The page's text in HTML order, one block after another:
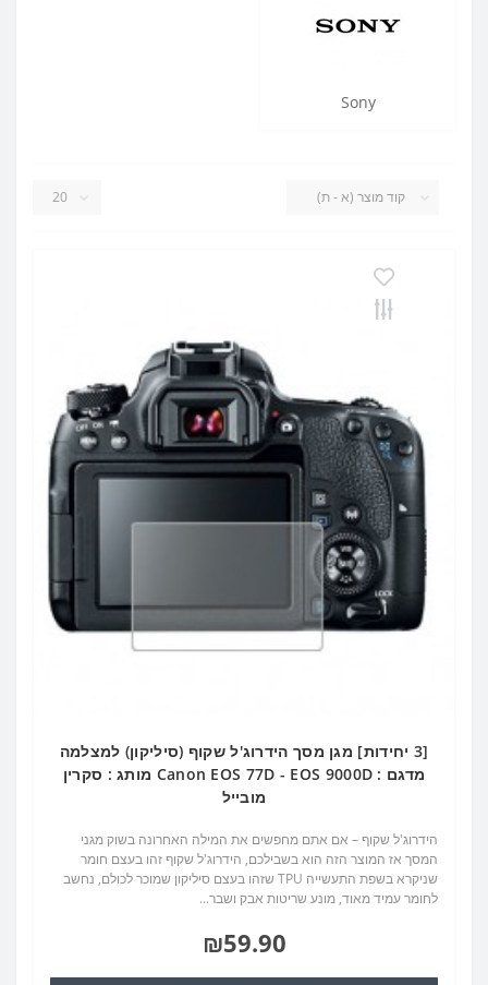
Sony
[3 יחידות] מגן מסך הידרוג'ל שקוף (סיליקון) למצלמה
מדגם : Canon EOS 77D - EOS 9000D מותג : סקרין
מובייל
הידרוג'ל שקוף – אם אתם מחפשים את המילה האחרונה בשוק מגני
המסך אז המוצר הזה הוא בשבילכם, הידרוג'ל שקוף זהו בעצם חומר
שניקרא בשפת התעשייה TPU שזהו בעצם סיליקון שמוכר לכולם, נחשב
לחומר עמיד מאוד, מונע שריטות אבק ושבר...
₪59.90